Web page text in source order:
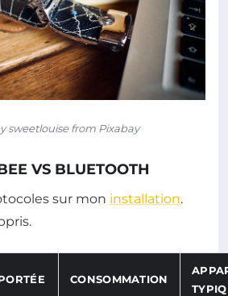
sweetlouise from Pixabay
VS BLUETOOTH
sur mon installation.
CONSOMMATION